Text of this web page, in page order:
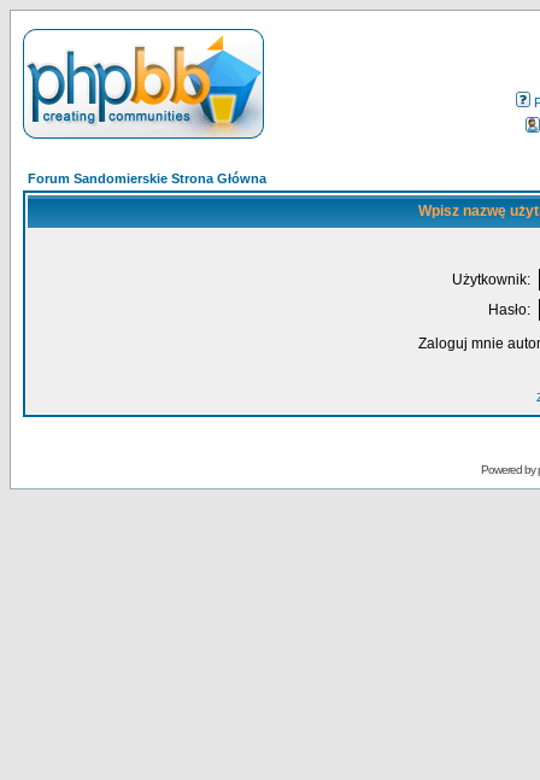
Forum Sandomierskie Strona Główna
Wpisz nazwę
Użytkownik:
Hasło:
Zaloguj mnie
Powered by